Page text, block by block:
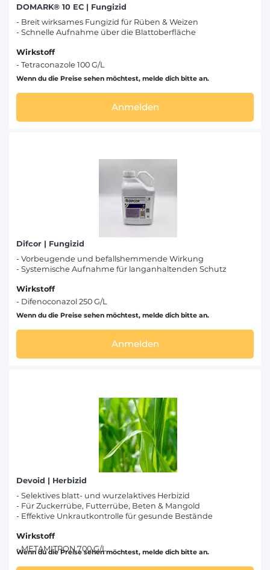
DOMARK® 10 EC | Fungizid
- Breit wirksames Fungizid für Rüben & Weizen
- Schnelle Aufnahme über die Blattoberfläche
Wirkstoff
- Tetraconazole 100 G/L
Wenn du die Preise sehen möchtest, melde dich bitte an.
Anmelden
Difcor | Fungizid
- Vorbeugende und befallshemmende Wirkung
- Systemische Aufnahme für langanhaltenden Schutz
Wirkstoff
- Difenoconazol 250 G/L
Wenn du die Preise sehen möchtest, melde dich bitte an.
Anmelden
Devoid | Herbizid
- Selektives blatt- und wurzelaktives Herbizid
- Für Zuckerrübe, Futterrübe, Beten & Mangold
- Effektive Unkrautkontrolle für gesunde Bestände
Wirkstoff
- METAMITRON 700 G/L
Wenn du die Preise sehen möchtest, melde dich bitte an.